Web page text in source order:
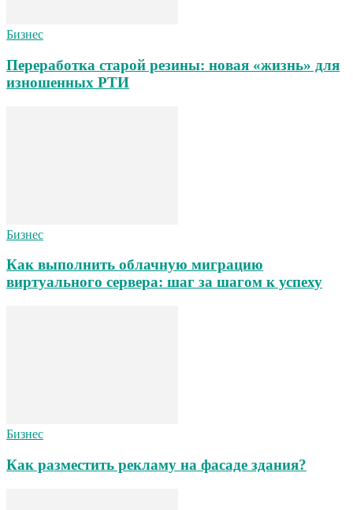
Бизнес
Переработка старой резины: новая «жизнь» для
изношенных РТИ
Бизнес
Как выполнить облачную миграцию
виртуального сервера: шаг за шагом к успеху
Бизнес
Как разместить рекламу на фасаде здания?